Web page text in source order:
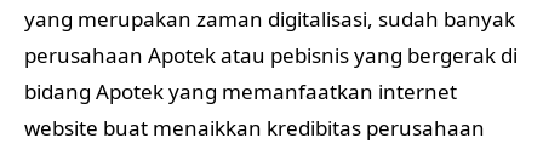
yang merupakan zaman digitalisasi, sudah banyak
perusahaan Apotek atau pebisnis yang bergerak di
bidang Apotek yang memanfaatkan internet
website buat menaikkan kredibitas perusahaan